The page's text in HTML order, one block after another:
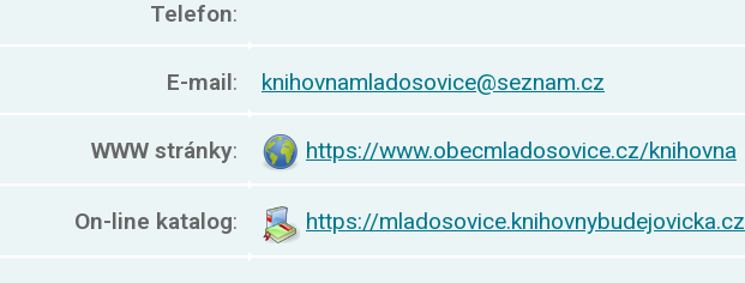
Telefon:
E-mail: knihovnamladosovice@seznam.cz
WWW stránky: https://www.obecmladosovice.cz/knihovna
On-line katalog: https://mladosovice.knihovnybudejovicka.cz